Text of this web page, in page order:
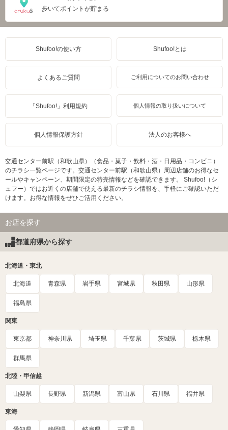
歩いてポイントが貯まる
Shufoo!の使い方 Shufoo!とは
よくあるご質問 ご利用についてのお問い合わせ
「Shufoo!」利用規約 個人情報の取り扱いについて
個人情報保護方針 法人のお客様へ
交通センター前駅（和歌山県）（食品・菓子・飲料・酒・日用品・コンビニ）
のチラシ一覧ページです。交通センター前駅（和歌山県）周辺店舗のお得なセ
ールやキャンペーン、期間限定の特売情報などを確認できます。 Shufoo!（シ
ュフー）ではお近くの店舗で使える最新のチラシ情報を、手軽にご確認いただ
けます。お得な情報をぜひご活用ください。
お店を探す
都道府県から探す
北海道・東北
北海道 青森県 岩手県 宮城県 秋田県 山形県
福島県
関東
東京都 神奈川県 埼玉県 千葉県 茨城県 栃木県
群馬県
北陸・甲信越
山梨県 長野県 新潟県 富山県 石川県 福井県
東海